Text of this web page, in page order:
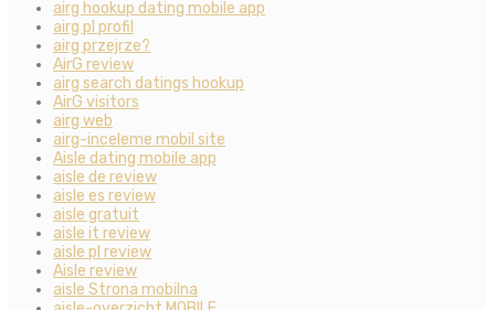
airg hookup dating mobile app
airg pl profil
airg przejrze?
AirG review
airg search datings hookup
AirG visitors
airg web
airg-inceleme mobil site
Aisle dating mobile app
aisle de review
aisle es review
aisle gratuit
aisle it review
aisle pl review
Aisle review
aisle Strona mobilna